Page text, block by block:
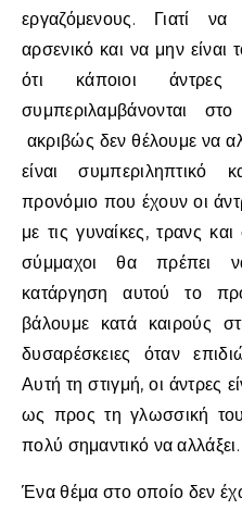
εργαζόμενους. Γιατί να
αρσενικό και να μην
ότι κάποιοι άντρες
συμπεριλαμβάνονται
ακριβώς δεν θέλουμε να
είναι συμπεριληπτικό
προνόμιο που έχουν οι
με τις γυναίκες, τρανς
σύμμαχοι θα πρέπει
κατάργηση αυτού το
βάλουμε κατά καιρούς
δυσαρέσκειες όταν
Αυτή τη στιγμή, οι άντρες
ως προς τη γλωσσική
πολύ σημαντικό να αλλάξει.
Ένα θέμα στο οποίο δεν